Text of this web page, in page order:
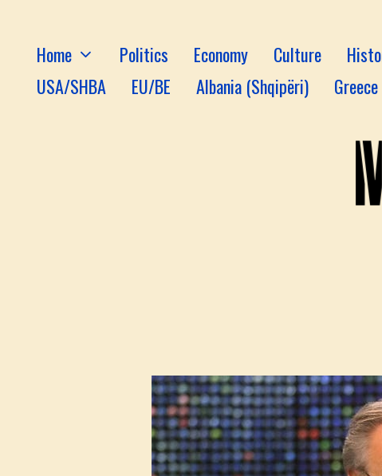
Home Politics Economy Culture
USA/SHBA
EU/BE Albania (Shqipëri)